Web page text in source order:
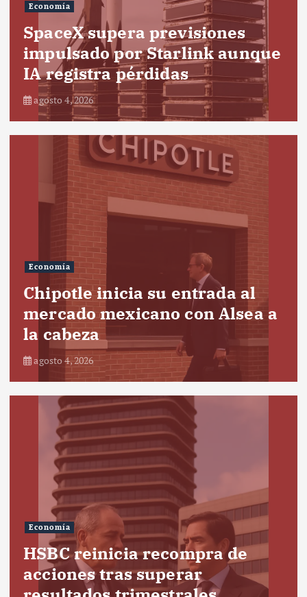
Economía
SpaceX supera previsiones
impulsado por Starlink aunque
IA registra pérdidas
agosto 4, 2026
Economía
Chipotle inicia su entrada al
mercado mexicano con Alsea a
la cabeza
agosto 4, 2026
Economía
HSBC reinicia recompra de
acciones tras superar